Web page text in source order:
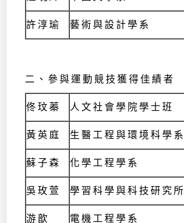
許淳瑜 藝術與設計學系
二、參與運動競技獲得佳績者
佟玟蓁 人文社會學院學士班
黃英庭 生醫工程與環境科學系
蘇子森 化學工程學系
吳玫萱 學習科學與科技研究所
游歆 電機工程學系